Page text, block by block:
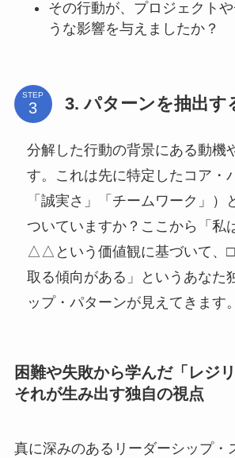
その行動が、プロジェクト
うな影響を与えましたか？
STEP 3. パターンを抽出す
分解した行動の背景にある動機
す。これは先に特定したコア・
「誠実さ」「チームワーク」）
ついていますか？ここから「私
△△という価値観に基づいて、
取る傾向がある」というあなた
ップ・パターンが見えてきます。
困難や失敗から学んだ「レジ
それが生み出す独自の視点
真に深みのあるリーダーシップ・